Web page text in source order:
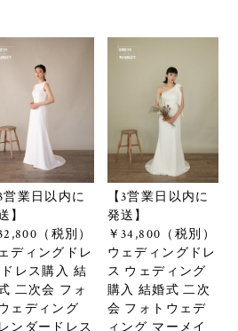
3営業日以内に
】
（税別）
ディングドレ
レス購入 結
二次会 フォ
ェディング
ンダードレス
【3営業日以内に
発送】
￥34,800（税別）
ウェディングドレ
ス ウェディング
購入 結婚式 二次
会 フォトウェデ
ィング マーメイ